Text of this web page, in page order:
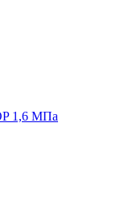
1,6 МПа